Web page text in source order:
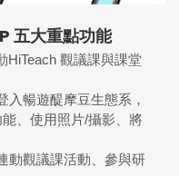
五大重點功能
HiTeach 觀議課與課堂
入暢遊醍摩豆生態系，
、使用照片/攝影、將
動觀議課活動、參與研